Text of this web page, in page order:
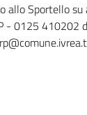
allo Sportello
- 0125 410202